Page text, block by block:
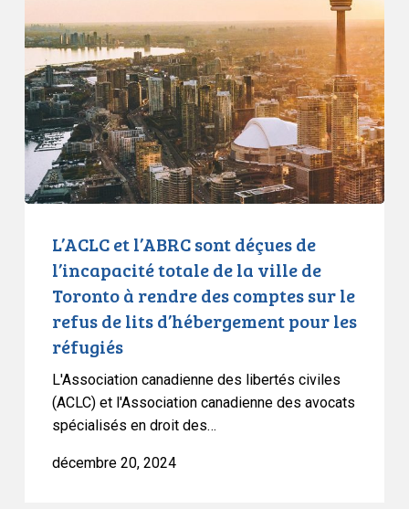
l’ABRC
sont
déçues
de
l’incapacité
totale
rendre
comptes
refus
L’ACLC et l’ABRC sont déçues de
l’incapacité totale de la ville de
Toronto à rendre des comptes sur le
refus de lits d’hébergement pour les
réfugiés
L'Association canadienne des libertés civiles
(ACLC) et l'Association canadienne des avocats
spécialisés en droit des…
décembre 20, 2024